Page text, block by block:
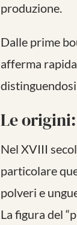
produzione.
Dalle prime
afferma
Le
Nel XVIII
particolare
polveri e
La figura del